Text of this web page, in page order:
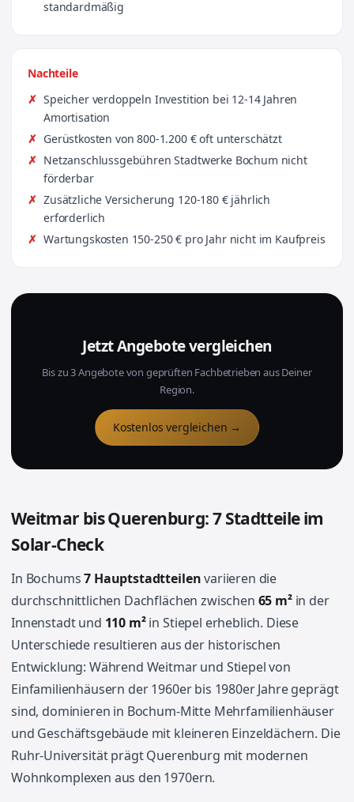
standardmäßig
Nachteile
Speicher verdoppeln Investition bei 12-14 Jahren
Amortisation
Gerüstkosten von 800-1.200 € oft unterschätzt
Netzanschlussgebühren Stadtwerke Bochum nicht
förderbar
Zusätzliche Versicherung 120-180 € jährlich
erforderlich
Wartungskosten 150-250 € pro Jahr nicht im Kaufpreis
Jetzt Angebote vergleichen
Bis zu 3 Angebote von geprüften Fachbetrieben aus Deiner
Region.
Kostenlos vergleichen →
Weitmar bis Querenburg: 7 Stadtteile im
Solar-Check
In Bochums7 Hauptstadtteilenvariieren die
durchschnittlichen Dachflächen zwischen 65 m²in der
Innenstadt und 110 m²in Stiepel erheblich. Diese
Unterschiede resultieren aus der historischen
Entwicklung: Während Weitmar und Stiepel von
Einfamilienhäusern der 1960er bis 1980er Jahre geprägt
sind, dominieren in Bochum-Mitte Mehrfamilienhäuser
und Geschäftsgebäude mit kleineren Einzeldächern. Die
Ruhr-Universität prägt Querenburg mit modernen
Wohnkomplexen aus den 1970ern.